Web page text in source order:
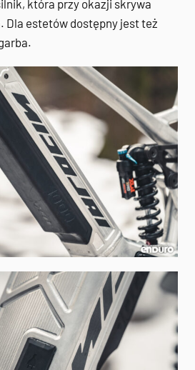
która przy okazji skrywa
Dla estetów dostępny jest też